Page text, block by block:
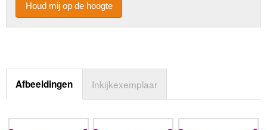
Houd mij op de hoogte
Afbeeldingen Inkijkexemplaar